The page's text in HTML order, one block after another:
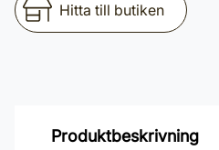
Hitta till butiken
Produktbeskrivning